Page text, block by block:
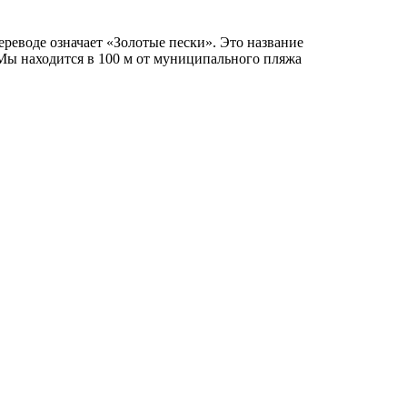
означает «Золотые пески». Это название
находится в 100 м от муниципального пляжа